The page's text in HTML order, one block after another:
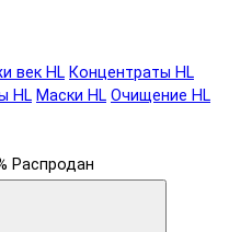
век HL Концентраты HL
HL Маски HL Очищение HL
Распродан